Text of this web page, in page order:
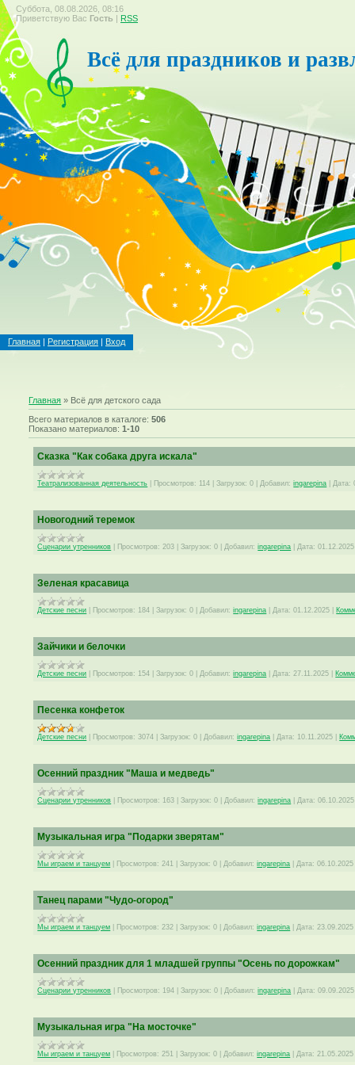
Суббота, 08.08.2026, 08:16
Приветствую Вас Гость | RSS
Всё для праздников и
Главная | Регистрация | Вход
Главная » Всё для детского сада
Всего материалов в каталоге:506
Показано материалов:1-10
Сказка "Как собака друга искала"
Театрализованная деятельность Просмотров: 114 |Загрузок: 0 |Добавил: ingarepina |Дата:
Новогодний теремок
Сценарии утренников Просмотров: 203 |Загрузок: 0 |Добавил: ingarepina |Дата: 01.12.2025
Зеленая красавица
Детские песни Просмотров: 184 |Загрузок: 0 |Добавил: ingarepina |Дата: 01.12.2025
Зайчики и белочки
Детские песни Просмотров: 154 |Загрузок: 0 |Добавил: ingarepina |Дата: 27.11.2025
Песенка конфеток
Детские песни Просмотров: 3074 |Загрузок: 0 |Добавил: ingarepina |Дата: 10.11.2025
Осенний праздник "Маша и медведь"
Сценарии утренников Просмотров: 163 |Загрузок: 0 |Добавил: ingarepina |Дата: 06.10.2025
Музыкальная игра "Подарки зверятам"
Мы играем и танцуем Просмотров: 241 |Загрузок: 0 |Добавил: ingarepina |Дата: 06.10.2025
Танец парами "Чудо-огород"
Мы играем и танцуем Просмотров: 232 |Загрузок: 0 |Добавил: ingarepina |Дата: 23.09.2025
Осенний праздник для 1 младшей группы "Осень по дорожкам"
Сценарии утренников Просмотров: 194 |Загрузок: 0 |Добавил: ingarepina |Дата: 09.09.2025
Музыкальная игра "На мосточке"
Мы играем и танцуем Просмотров: 251 |Загрузок: 0 |Добавил: ingarepina |Дата: 21.05.2025